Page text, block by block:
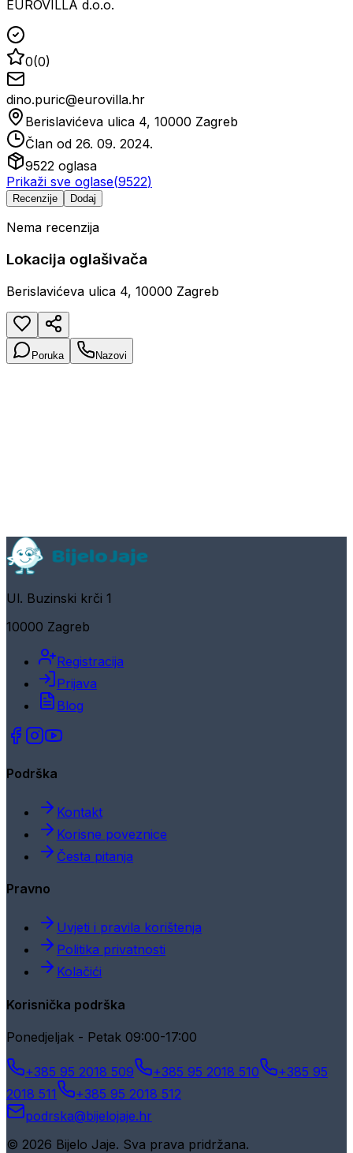
EUROVILLA d.o.o.
0(0)
dino.puric@eurovilla.hr
Berislavićeva ulica 4, 10000 Zagreb
Član od 26. 09. 2024.
9522 oglasa
Prikaži sve oglase(9522)
Recenzije Dodaj
Nema recenzija
Lokacija oglašivača
Berislavićeva ulica 4, 10000 Zagreb
Poruka Nazovi
Ul. Buzinski krči 1
10000 Zagreb
Registracija
Prijava
Blog
Podrška
Kontakt
Korisne poveznice
Česta pitanja
Pravno
Uvjeti i pravila korištenja
Politika privatnosti
Kolačići
Korisnička podrška
Ponedjeljak - Petak 09:00-17:00
+385 95 2018 509 +385 95 2018 510
+385 95
2018 511
+385 95 2018 512
podrska@bijelojaje.hr
© 2026 Bijelo Jaje. Sva prava pridržana.